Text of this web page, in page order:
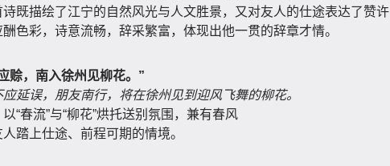
既描绘了江宁的自然风光与人文胜景，又对友人的仕途表达了赞许
色彩，诗意流畅，辞采繁富，体现出他一贯的辞章才情。
赊，南入徐州见柳花。”
延误，朋友南行，将在徐州见到迎风飞舞的柳花。
“春流”与“柳花”烘托送别氛围，兼有春风
踏上仕途、前程可期的情境。